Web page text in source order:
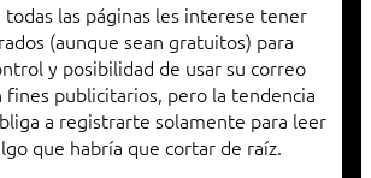
las páginas les interese tener
(aunque sean gratuitos) para
y posibilidad de usar su correo
fines publicitarios, pero la tendencia
a registrarte solamente para leer
que habría que cortar de raíz.